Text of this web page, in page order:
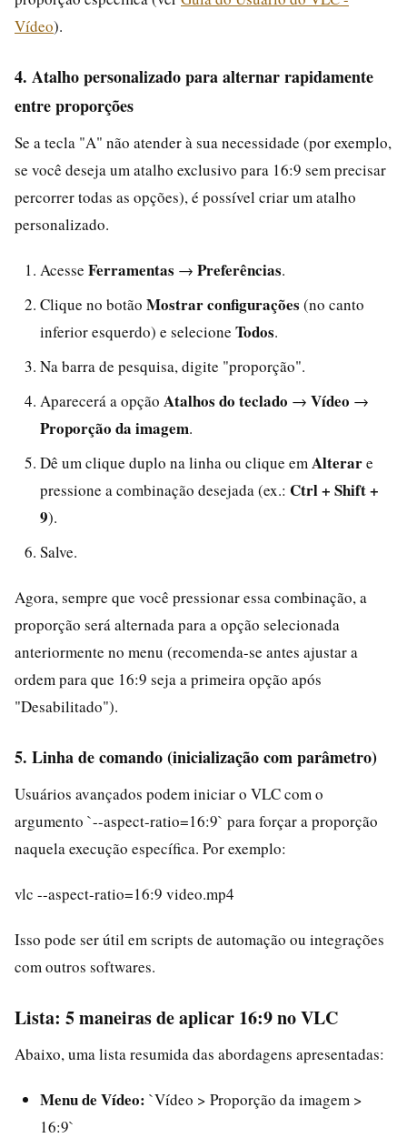
Vídeo).
4. Atalho personalizado para alternar rapidamente
entre proporções
Se a tecla "A" não atender à sua necessidade (por exemplo,
se você deseja um atalho exclusivo para 16:9 sem precisar
percorrer todas as opções), é possível criar um atalho
personalizado.
Acesse Ferramentas → Preferências.
Clique no botão Mostrar configurações (no canto
inferior esquerdo) e selecione Todos.
Na barra de pesquisa, digite "proporção".
Aparecerá a opção Atalhos do teclado → Vídeo →
Proporção da imagem.
Dê um clique duplo na linha ou clique em Alterare
pressione a combinação desejada (ex.: Ctrl + Shift +
9).
Salve.
Agora, sempre que você pressionar essa combinação, a
proporção será alternada para a opção selecionada
anteriormente no menu (recomenda-se antes ajustar a
ordem para que 16:9 seja a primeira opção após
"Desabilitado").
5. Linha de comando (inicialização com parâmetro)
Usuários avançados podem iniciar o VLC com o
argumento `--aspect-ratio=16:9` para forçar a proporção
naquela execução específica. Por exemplo:
vlc --aspect-ratio=16:9 video.mp4
Isso pode ser útil em scripts de automação ou integrações
com outros softwares.
Lista: 5 maneiras de aplicar 16:9 no VLC
Abaixo, uma lista resumida das abordagens apresentadas:
Menu de Vídeo: `Vídeo > Proporção da imagem >
16:9`